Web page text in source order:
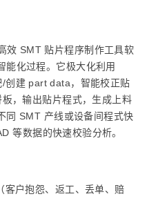
效 SMT 贴片程序制作工具软
能化过程。它极大化利用
创建 part data，智能校正贴
，输出贴片程式，生成上料
同 SMT 产线或设备间程式快
等数据的快速校验分析。
客户抱怨、返工、丢单、赔